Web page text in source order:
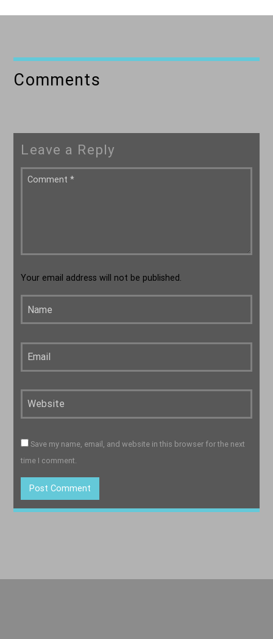
Comments
Leave a Reply
Your email address will not be published.
Save my name, email, and website in this browser for the next
time I comment.